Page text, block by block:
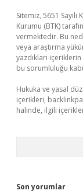
Sitemiz, 5651
Kurumu (BTK)
vermektedir. Bu
veya araştırma
yazdıkları
bu sorumluluğu
Hukuka ve yasal
içerikleri,
halinde, ilgili
Son yorumlar